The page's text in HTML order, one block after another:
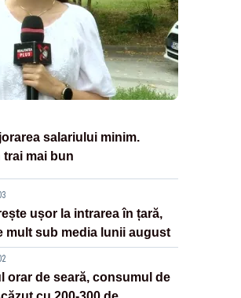
salariului minim.
trai mai bun
ușor la intrarea în țară,
mult sub media lunii august
orar de seară, consumul de